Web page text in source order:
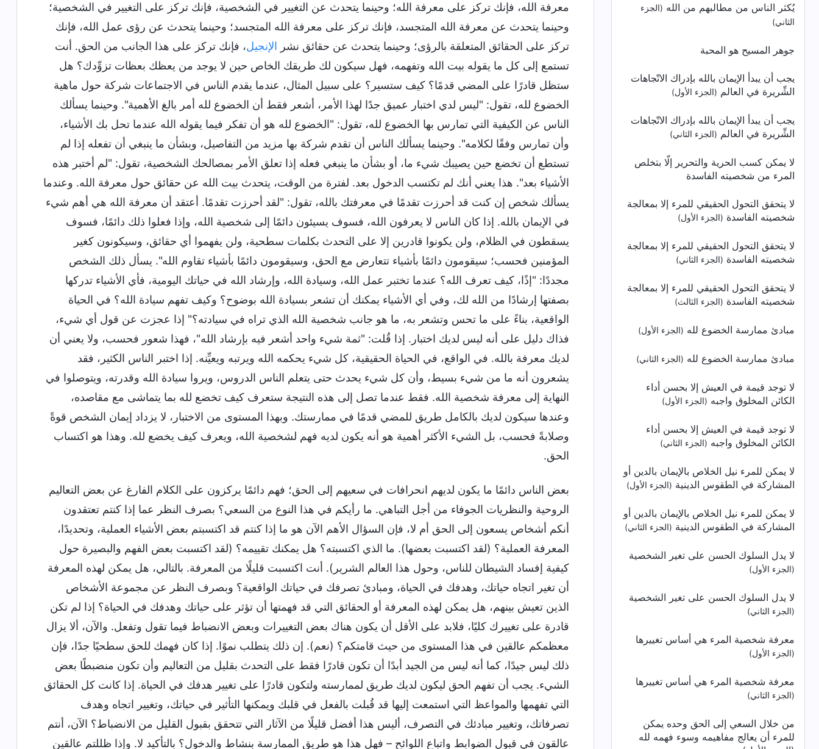
يُكثر الناس من مطالبهم من الله (الجزء
الثاني)
جوهر المسيح هو المحبة
يجب أن يبدأ الإيمان بالله بإدراك الاتّجاهات
الشِّريرة في العالم (الجزء الأول)
يجب أن يبدأ الإيمان بالله بإدراك الاتّجاهات
الشِّريرة في العالم (الجزء الثاني)
لا يمكن كسب الحرية والتحرير إلّا بتخلص
المرء من شخصيته الفاسدة
لا يتحقق التحول الحقيقي للمرء إلا بمعالجة
شخصيته الفاسدة (الجزء الأول)
لا يتحقق التحول الحقيقي للمرء إلا بمعالجة
شخصيته الفاسدة (الجزء الثاني)
لا يتحقق التحول الحقيقي للمرء إلا بمعالجة
شخصيته الفاسدة (الجزء الثالث)
مبادئ ممارسة الخضوع لله (الجزء الأول)
مبادئ ممارسة الخضوع لله (الجزء الثاني)
لا توجد قيمة في العيش إلا بحسن أداء
الكائن المخلوق واجبه (الجزء الأول)
لا توجد قيمة في العيش إلا بحسن أداء
الكائن المخلوق واجبه (الجزء الثاني)
لا يمكن للمرء نيل الخلاص بالإيمان بالدين أو
المشاركة في الطقوس الدينية (الجزء الأول)
لا يمكن للمرء نيل الخلاص بالإيمان بالدين أو
المشاركة في الطقوس الدينية (الجزء الثاني)
لا يدل السلوك الحسن على تغير الشخصية
(الجزء الأول)
لا يدل السلوك الحسن على تغير الشخصية
(الجزء الثاني)
معرفة شخصية المرء هي أساس تغييرها
(الجزء الأول)
معرفة شخصية المرء هي أساس تغييرها
(الجزء الثاني)
من خلال السعي إلى الحق وحده يمكن
للمرء أن يعالج مفاهيمه وسوء فهمه لله
معرفة الله، فإنك تركز على معرفة الله؛ وحينما يتحدث عن التغيير في الشخصية، فإنك تركز على التغيير في الشخصية؛
وحينما يتحدث عن معرفة الله المتجسد، فإنك تركز على معرفة الله المتجسد؛ وحينما يتحدث عن رؤى عمل الله، فإنك
تركز على الحقائق المتعلقة بالرؤى؛ وحينما يتحدث عن حقائق نشر الإنجيل، فإنك تركز على هذا الجانب من الحق. أنت
تستمع إلى كل ما يقوله بيت الله وتفهمه، فهل سيكون لك طريقك الخاص حين لا يوجد من يعظك بعظات تزوِّدك؟ هل
ستظل قادرًا على المضي قدمًا؟ كيف ستسير؟ على سبيل المثال، عندما يقدم الناس في الاجتماعات شركة حول ماهية
الخضوع لله، تقول: "ليس لدي اختبار عميق جدًا لهذا الأمر، أشعر فقط أن الخضوع لله أمر بالغ الأهمية". وحينما يسألك
الناس عن الكيفية التي تمارس بها الخضوع لله، تقول: "الخضوع لله هو أن تفكر فيما يقوله الله عندما تحل بك الأشياء،
وأن تمارس وفقًا لكلامه". وحينما يسألك الناس أن تقدم شركة بها مزيد من التفاصيل، وبشأن ما ينبغي أن تفعله إذا لم
تستطع أن تخضع حين يصيبك شيء ما، أو بشأن ما ينبغي فعله إذا تعلق الأمر بمصالحك الشخصية، تقول: "لم أختبر هذه
الأشياء بعد". هذا يعني أنك لم تكتسب الدخول بعد. لفترة من الوقت، يتحدث بيت الله عن حقائق حول معرفة الله. وعندما
يسألك شخص إن كنت قد أحرزت تقدمًا في معرفتك بالله، تقول: "لقد أحرزت تقدمًا. أعتقد أن معرفة الله هي أهم شيء
في الإيمان بالله. إذا كان الناس لا يعرفون الله، فسوف يسيئون دائمًا إلى شخصية الله، وإذا فعلوا ذلك دائمًا، فسوف
يسقطون في الظلام، ولن يكونوا قادرين إلا على التحدث بكلمات سطحية، ولن يفهموا أي حقائق، وسيكونون كغير
المؤمنين فحسب؛ سيقومون دائمًا بأشياء تتعارض مع الحق، وسيقومون دائمًا بأشياء تقاوم الله". يسأل ذلك الشخص
مجددًا: "إذًا، كيف تعرف الله؟ عندما تختبر عمل الله، وسيادة الله، وإرشاد الله في حياتك اليومية، فأي الأشياء تدركها
بصفتها إرشادًا من الله لك، وفي أي الأشياء يمكنك أن تشعر بسيادة الله بوضوح؟ وكيف تفهم سيادة الله؟ في الحياة
الواقعية، بناءً على ما تحس وتشعر به، ما هو جانب شخصية الله الذي تراه في سيادته؟" إذا عجزت عن قول أي شيء،
فذاك دليل على أنه ليس لديك اختبار. إذا قُلت: "ثمة شيء واحد أشعر فيه بإرشاد الله"، فهذا شعور فحسب، ولا يعني أن
لديك معرفة بالله. في الواقع، في الحياة الحقيقية، كل شيء يحكمه الله ويرتبه ويعيِّنه. إذا اختبر الناس الكثير، فقد
يشعرون أنه ما من شيء بسيط، وأن كل شيء يحدث حتى يتعلم الناس الدروس، ويروا سيادة الله وقدرته، ويتوصلوا في
النهاية إلى معرفة شخصية الله. فقط عندما تصل إلى هذه النتيجة ستعرف كيف تخضع لله بما يتماشى مع مقاصده،
وعندها سيكون لديك بالكامل طريق للمضي قدمًا في ممارستك. وبهذا المستوى من الاختبار، لا يزداد إيمان الشخص قوةً
وصلابةً فحسب، بل الشيء الأكثر أهمية هو أنه يكون لديه فهم لشخصية الله، ويعرف كيف يخضع لله. وهذا هو اكتساب
الحق.
بعض الناس دائمًا ما يكون لديهم انحرافات في سعيهم إلى الحق؛ فهم دائمًا يركزون على الكلام الفارغ عن بعض التعاليم
الروحية والنظريات الجوفاء من أجل التباهي. ما رأيكم في هذا النوع من السعي؟ بصرف النظر عما إذا كنتم تعتقدون
أنكم أشخاص يسعون إلى الحق أم لا، فإن السؤال الأهم الآن هو ما إذا كنتم قد اكتسبتم بعض الأشياء العملية، وتحديدًا،
المعرفة العملية؟ (لقد اكتسبت بعضها). ما الذي اكتسبته؟ هل يمكنك تقييمه؟ (لقد اكتسبت بعض الفهم والبصيرة حول
كيفية إفساد الشيطان للناس، وحول هذا العالم الشرير). أنت اكتسبت قليلًا من المعرفة. بالتالي، هل يمكن لهذه المعرفة
أن تغير اتجاه حياتك، وهدفك في الحياة، ومبادئ تصرفك في حياتك الواقعية؟ وبصرف النظر عن مجموعة الأشخاص
الذين تعيش بينهم، هل يمكن لهذه المعرفة أو الحقائق التي قد فهمتها أن تؤثر على حياتك وهدفك في الحياة؟ إذا لم تكن
قادرة على تغييرك كليًا، فلابد على الأقل أن يكون هناك بعض التغييرات وبعض الانضباط فيما تقول وتفعل. والآن، ألا يزال
معظمكم عالقين في هذا المستوى من حيث قامتكم؟ (نعم). إن ذلك يتطلب نموًا. إذا كان فهمك للحق سطحيًا جدًا، فإن
ذلك ليس جيدًا، كما أنه ليس من الجيد أبدًا أن تكون قادرًا فقط على التحدث بقليل من التعاليم وأن تكون منضبطًا بعض
الشيء. يجب أن تفهم الحق ليكون لديك طريق لممارسته ولتكون قادرًا على تغيير هدفك في الحياة. إذا كانت كل الحقائق
التي تفهمها والمواعظ التي استمعت إليها قد قُبلت بالفعل في قلبك ويمكنها التأثير في حياتك، وتغيير اتجاه وهدف
تصرفاتك، وتغيير مبادئك في التصرف، أليس هذا أفضل قليلًا من الآثار التي تتحقق بقبول القليل من الانضباط؟ الآن، أنتم
عالقون في قبول الضوابط واتباع اللوائح – فهل هذا هو طريق الممارسة بنشاط والدخول؟ بالتأكيد لا. وإذا ظللتم عالقين